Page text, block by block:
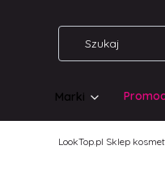
Marki
LookTop.pl Sklep